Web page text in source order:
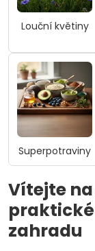
Louční květiny
Superpotraviny
Vítejte na
zahradu